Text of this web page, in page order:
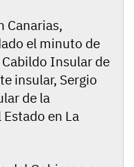
Canarias,
el minuto de
Insular de
insular, Sergio
de la
en La